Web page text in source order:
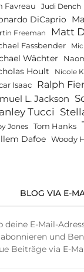
Favreau Judi Dench
DiCaprio
Freeman Matt
Fassbender
Wächter
Hoult Nicole
Isaac Ralph
L. Jackson
Tucci
Jones Tom Hanks
Dafoe Woody
BLOG VIA E-
deine E-Mail-
und
Beiträge via E-